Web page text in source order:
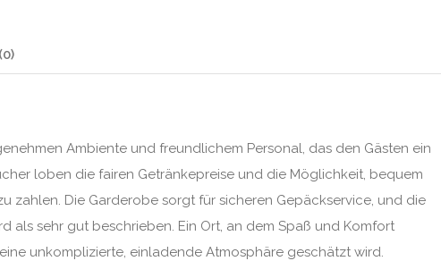
Ambiente und freundlichem Personal, das den Gästen ein
loben die fairen Getränkepreise und die Möglichkeit, bequem
zahlen. Die Garderobe sorgt für sicheren Gepäckservice, und die
als sehr gut beschrieben. Ein Ort, an dem Spaß und Komfort
unkomplizierte, einladende Atmosphäre geschätzt wird.